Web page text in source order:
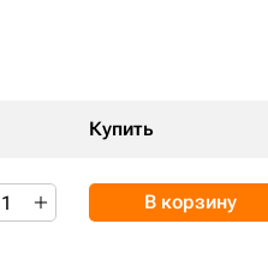
Купить
В корзину